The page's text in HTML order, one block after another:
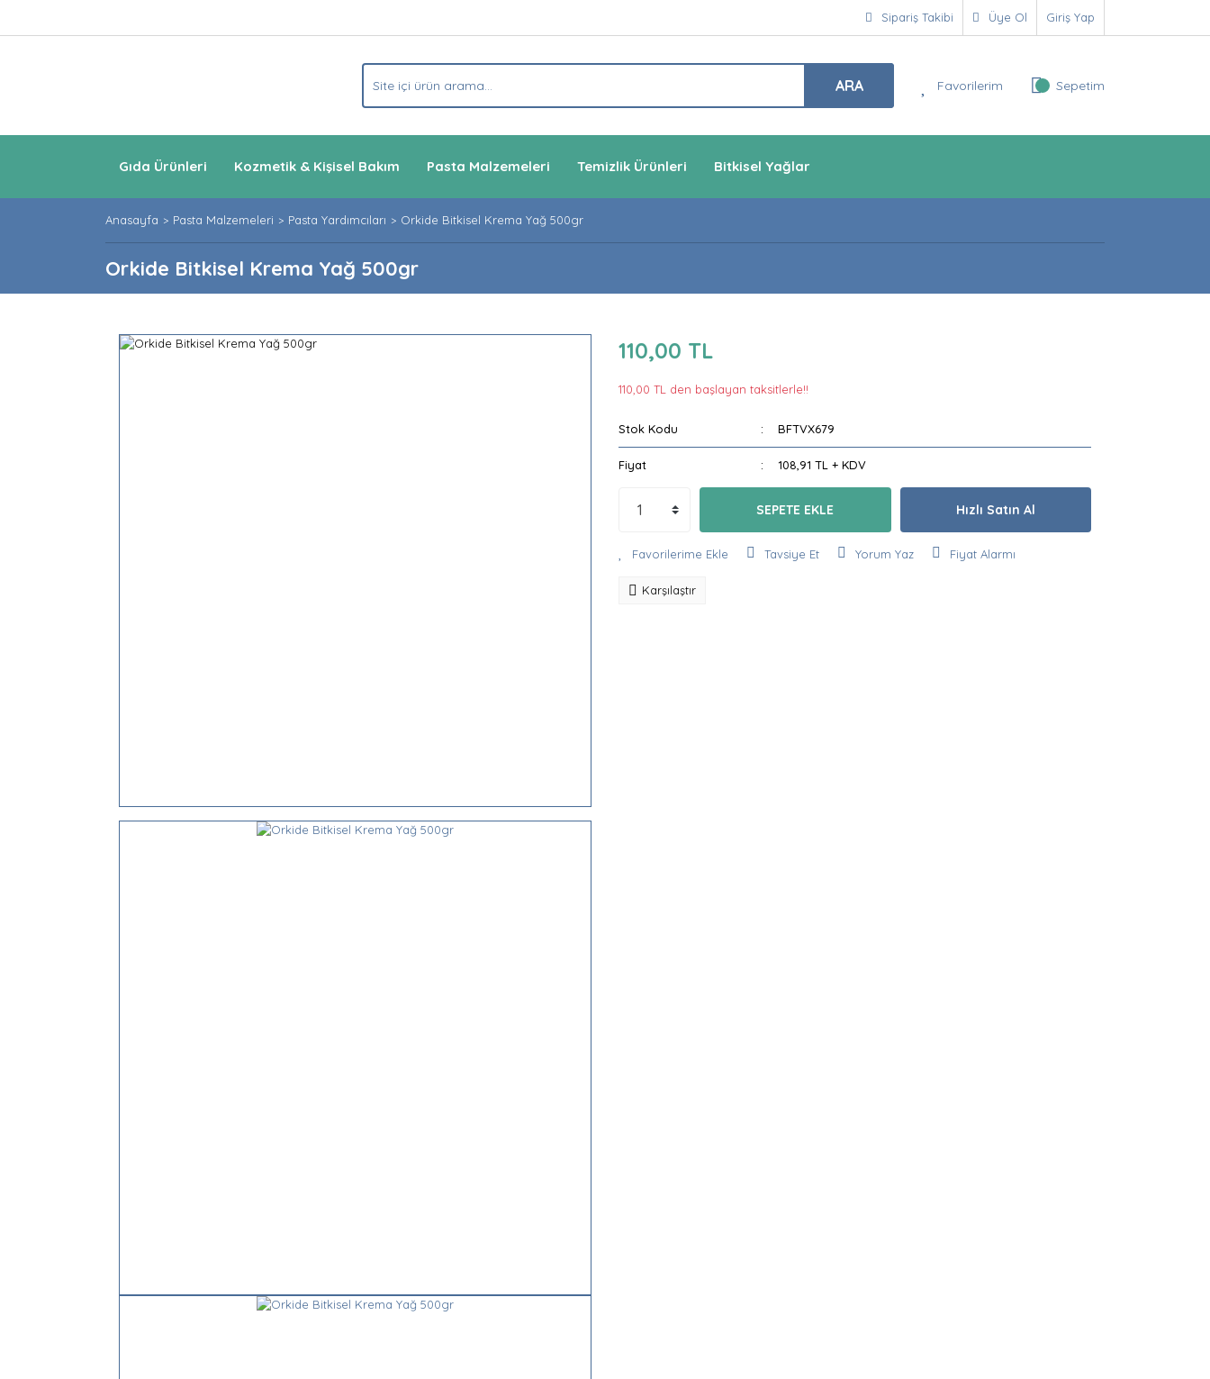
Sipariş Takibi Üye Ol Giriş Yap
ARA Favorilerim Sepetim
Gıda Ürünleri Kozmetik & Kişisel Bakım Pasta Malzemeleri Temizlik Ürünleri Bitkisel Yağlar
Anasayfa Pasta Malzemeleri Pasta Yardımcıları Orkide Bitkisel Krema Yağ 500gr
Orkide Bitkisel Krema Yağ 500gr
110,00 TL
110,00 TL den başlayan taksitlerle!!
Stok Kodu BFTVX679
Fiyat 108,91 TL + KDV
SEPETE EKLE Hızlı Satın Al
Tavsiye Et Yorum Yaz Fiyat Alarmı
Karşılaştır